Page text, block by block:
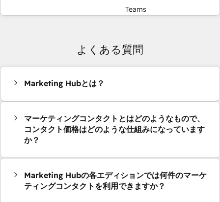
Teams
よくある質問
Marketing Hubとは？
マーケティングコンタクトとはどのようなもので、
コンタクト価格はどのような仕組みになっています
か？
Marketing Hubの各エディションでは何件のマーケ
ティングコンタクトを利用できますか？